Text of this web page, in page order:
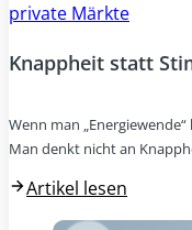
private Märkte
Knappheit statt
Wenn man
Man denkt nicht an
Artikel lesen